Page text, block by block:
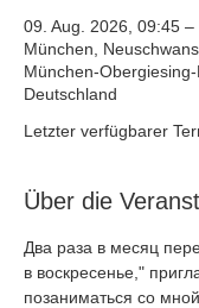
09. Aug. 2026, 09:45 –
München,
München-Obergiesing-
Deutschland
Letzter verfügbarer
Über die
Два раза в месяц
в воскресенье,"
позаниматься со